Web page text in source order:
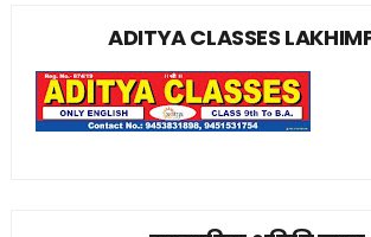
ADITYA CLASSES